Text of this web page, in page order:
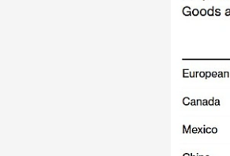
який
USMCA
10%
більш